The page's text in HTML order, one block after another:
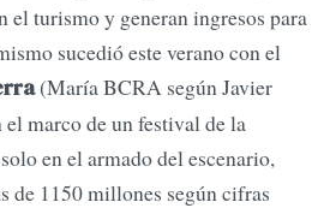
el turismo y generan ingresos para
sucedió este verano con el
(María BCRA según Javier
marco de un festival de la
en el armado del escenario,
de 1150 millones según cifras